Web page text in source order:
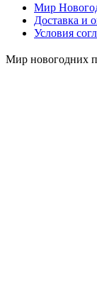
Мир
Доставка и
Условия
Мир новогодних